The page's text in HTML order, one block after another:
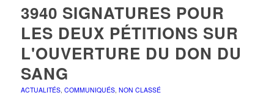
3940 SIGNATURES POUR
LES DEUX PÉTITIONS SUR
L'OUVERTURE DU DON DU
SANG
ACTUALITÉS, COMMUNIQUÉS, NON CLASSÉ